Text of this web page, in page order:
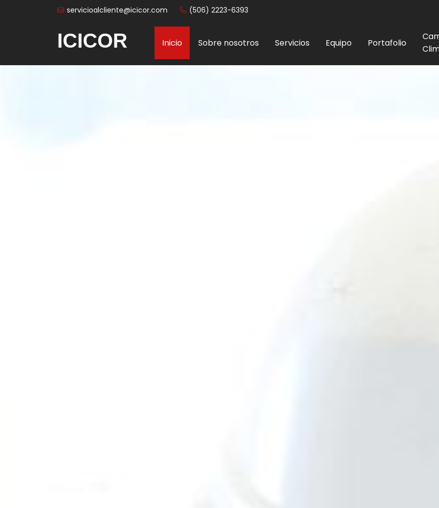
servicioalcliente@icicor.com (506) 2223-6393
ICICOR Inicio Sobre nosotros Servicios Equipo Portafolio